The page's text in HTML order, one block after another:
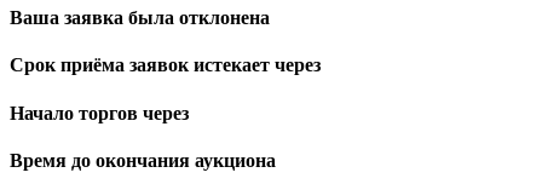
Ваша заявка была отклонена
Срок приёма заявок истекает через
Начало торгов через
Время до окончания аукциона